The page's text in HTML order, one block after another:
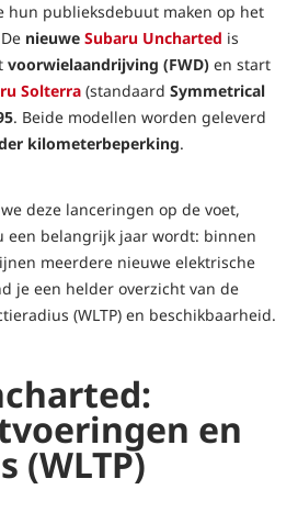
hun publieksdebuut maken op het
nieuwe Subaru Uncharted is
voorwielaandrijving (FWD) en start
Solterra (standaard Symmetrical
. Beide modellen worden geleverd
kilometerbeperking.
deze lanceringen op de voet,
een belangrijk jaar wordt: binnen
meerdere nieuwe elektrische
je een helder overzicht van de
(WLTP) en beschikbaarheid.
en
(WLTP)